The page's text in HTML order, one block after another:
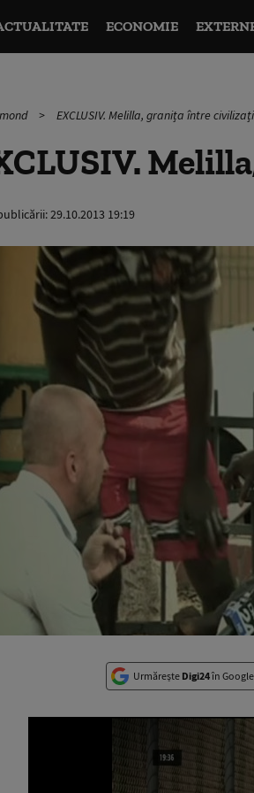
ECONOMIE
EXCLUSIV. Melilla, granița între
29.10.2013 19:19
Urmărește Digi24în